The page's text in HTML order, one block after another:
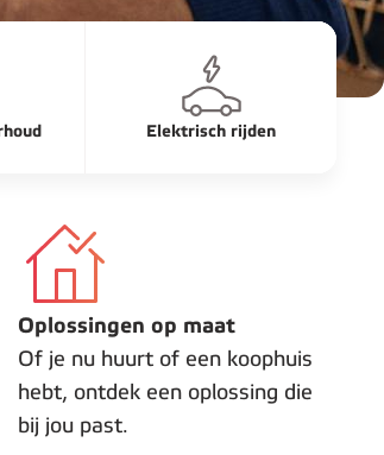
Elektrisch rijden
Oplossingen op maat
Of je nu huurt of een koophuis
hebt, ontdek een oplossing die
bij jou past.